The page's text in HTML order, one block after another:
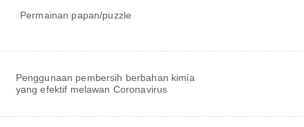
Permainan papan/puzzle
Penggunaan pembersih berbahan kimia
yang efektif melawan Coronavirus